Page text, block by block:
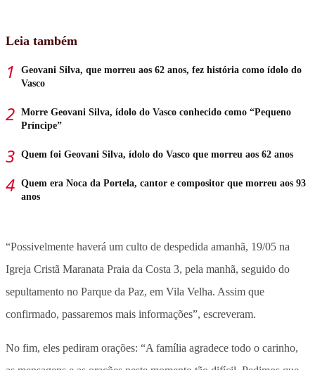
Leia também
Geovani Silva, que morreu aos 62 anos, fez história como ídolo do
Vasco
Morre Geovani Silva, ídolo do Vasco conhecido como “Pequeno
Príncipe”
Quem foi Geovani Silva, ídolo do Vasco que morreu aos 62 anos
Quem era Noca da Portela, cantor e compositor que morreu aos 93
anos
“Possivelmente haverá um culto de despedida amanhã, 19/05 na
Igreja Cristã Maranata Praia da Costa 3, pela manhã, seguido do
sepultamento no Parque da Paz, em Vila Velha. Assim que
confirmado, passaremos mais informações”, escreveram.
No fim, eles pediram orações: “A família agradece todo o carinho,